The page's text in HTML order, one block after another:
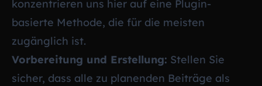
konzentrieren uns hier auf eine Plugin-
basierte Methode, die für die meisten
zugänglich ist.
Vorbereitung und Erstellung: Stellen Sie
sicher, dass alle zu planenden Beiträge als